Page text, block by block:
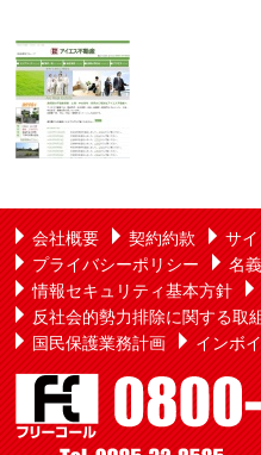
会社概要 契約約款 サ
プライバシーポリシー
名
情報セキュリティ基本方針
反社会的勢力排除に関する取
国民保護業務計画
インボ